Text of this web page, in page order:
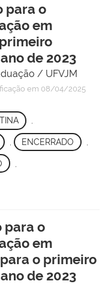
para o
em
de 2023
/ UFVJM
em 08/04/2025
,
, ENCERRADO
para o
em
o primeiro
de 2023